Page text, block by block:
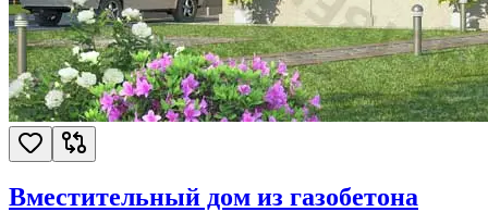
Вместительный дом из газобетона